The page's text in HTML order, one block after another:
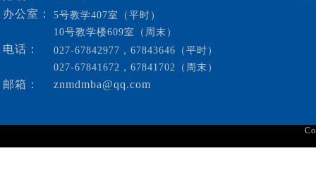
办公室：
5号教学407室（平时）
10号教学楼609室（周末）
电话：
027-67842977，67843646（平时）
027-67841672，67841702（周末）
邮箱： znmdmba@qq.com